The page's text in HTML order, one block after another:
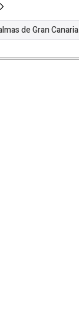
de Gran Canaria